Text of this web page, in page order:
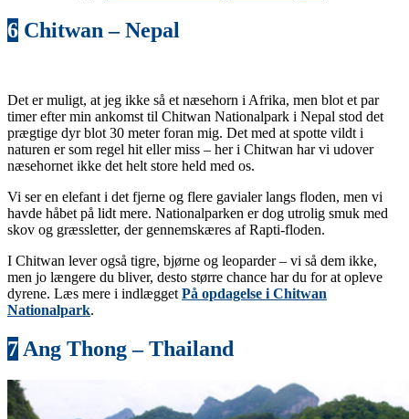
6 Chitwan – Nepal
Det er muligt, at jeg ikke så et næsehorn i Afrika, men blot et par
timer efter min ankomst til Chitwan Nationalpark i Nepal stod det
prægtige dyr blot 30 meter foran mig. Det med at spotte vildt i
naturen er som regel hit eller miss – her i Chitwan har vi udover
næsehornet ikke det helt store held med os.
Vi ser en elefant i det fjerne og flere gavialer langs floden, men vi
havde håbet på lidt mere. Nationalparken er dog utrolig smuk med
skov og græssletter, der gennemskæres af Rapti-floden.
I Chitwan lever også tigre, bjørne og leoparder – vi så dem ikke,
men jo længere du bliver, desto større chance har du for at opleve
dyrene. Læs mere i indlægget På opdagelse i Chitwan
Nationalpark.
7 Ang Thong – Thailand